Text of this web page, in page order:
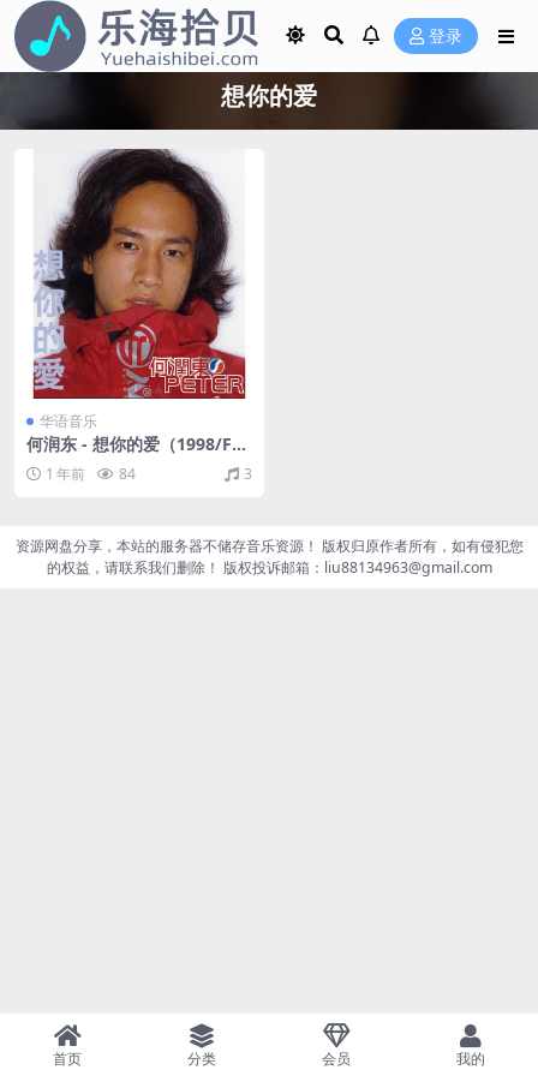
登录
想你的爱
华语音乐
何润东 - 想你的爱（1998/FL
AC/分轨/284M）
1 年前 84 3
资源网盘分享，本站的服务器不储存音乐资源！ 版权归原作者所有，如有侵犯您
的权益，请联系我们删除！ 版权投诉邮箱：liu88134963@gmail.com
首页 分类 会员 我的